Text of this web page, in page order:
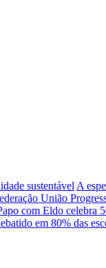
sustentável A
União
com Eldo celebra
em 80% das